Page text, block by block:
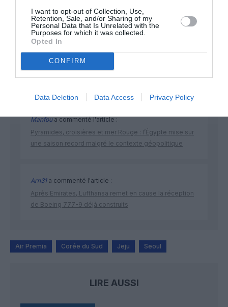
I want to opt-out of Collection, Use,
Retention, Sale, and/or Sharing of my
Personal Data that Is Unrelated with the
Purposes for which it was collected.
Opted In
CONFIRM
Data Deletion Data Access Privacy Policy
DERNIERS COMMENTAIRES
Manfoua commenté l'article :
Pyramides, croisières et mer Rouge : l’Égypte mise sur
une saison record malgré le contexte géopolitique
Arn31a commenté l'article :
Après Emirates, Lufthansa remet en cause la réception
de Boeing 777-9 déjà construits
Air Premia Corée du Sud Jeju Seoul
LIRE AUSSI